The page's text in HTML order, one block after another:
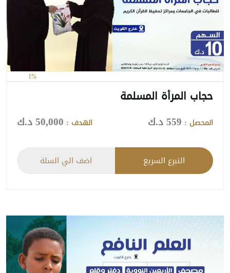
1%
حجاب المرأة المسلمة
المحصل : 559 د.ك الهدف : 50,000 د.ك
التبرع السريع اضف الي السلة